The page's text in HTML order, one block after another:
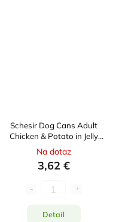
Schesir Dog Cans Adult
Chicken & Potato in Jelly
285g
Na dotaz
3,62 €
Detail